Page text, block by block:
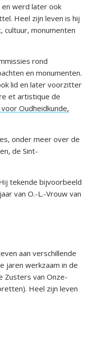
werd later ook
Heel zijn leven is hij
cultuur, monumenten
rond
en monumenten.
lid en later voorzitter
et artistique de
Oudheidkunde,
onder meer over de
de Sint-
tekende bijvoorbeeld
van O.-L.-Vrouw van
aan verschillende
jaren werkzaam in de
Zusters van Onze-
Heel zijn leven